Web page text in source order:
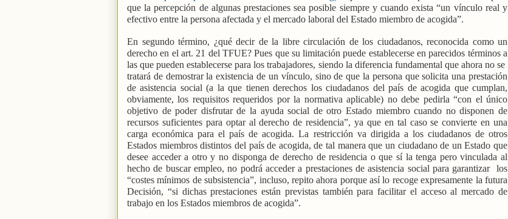
que la percepción de algunas prestaciones sea posible siempre y cuando exista “un vínculo real y
efectivo entre la persona afectada y el mercado laboral del Estado miembro de acogida”.
En segundo término, ¿qué decir de la libre circulación de los ciudadanos, reconocida como un
derecho en el art. 21 del TFUE? Pues que su limitación puede establecerse en parecidos términos a
las que pueden establecerse para los trabajadores, siendo la diferencia fundamental que ahora no se
tratará de demostrar la existencia de un vínculo, sino de que la persona que solicita una prestación
de asistencia social (a la que tienen derechos los ciudadanos del país de acogida que cumplan,
obviamente, los requisitos requeridos por la normativa aplicable) no debe pedirla “con el único
objetivo de poder disfrutar de la ayuda social de otro Estado miembro cuando no disponen de
recursos suficientes para optar al derecho de residencia”, ya que en tal caso se convierte en una
carga económica para el país de acogida. La restricción va dirigida a los ciudadanos de otros
Estados miembros distintos del país de acogida, de tal manera que un ciudadano de un Estado que
desee acceder a otro y no disponga de derecho de residencia o que sí la tenga pero vinculada al
hecho de buscar empleo, no podrá acceder a prestaciones de asistencia social para garantizar
los
“costes mínimos de subsistencia”, incluso, repito ahora porque así lo recoge expresamente la futura
Decisión, “si dichas prestaciones están previstas también para facilitar el acceso al mercado de
trabajo en los Estados miembros de acogida”.